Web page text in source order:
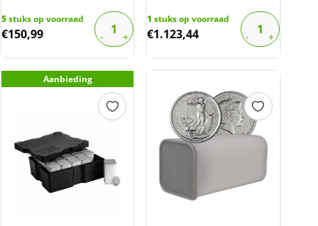
5stuks op voorraad
€150,99
1 stuks op voorraad
€1.123,44
Aanbieding